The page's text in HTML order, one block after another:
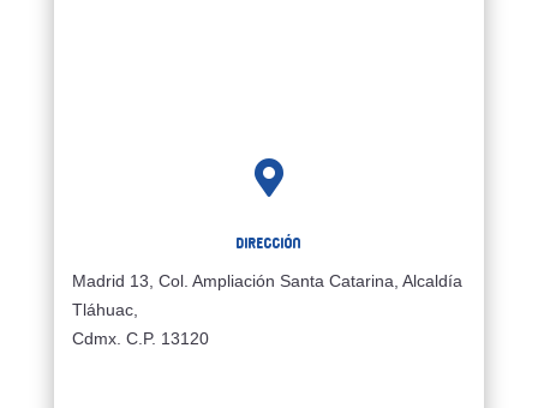

Dirección
Madrid 13, Col. Ampliación Santa Catarina, Alcaldía
Tláhuac,
Cdmx. C.P. 13120